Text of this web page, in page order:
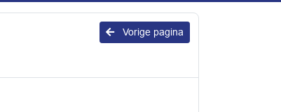
Vorige pagina